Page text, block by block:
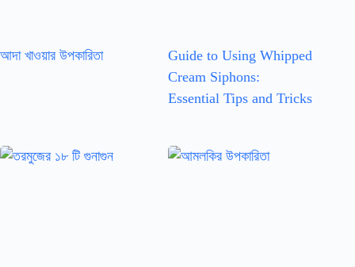
আদা খাওয়ার উপকারিতা
Guide to Using Whipped
Cream Siphons:
Essential Tips and Tricks